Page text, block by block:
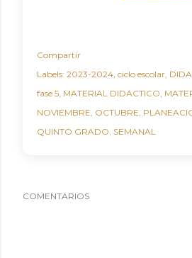
Compartir
Labels: 2023-2024 ciclo escolar
fase 5 MATERIAL DIDACTICO
NOVIEMBRE OCTUBRE
QUINTO GRADO SEMANAL
COMENTARIOS